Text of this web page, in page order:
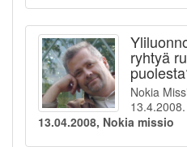
ryhtyä
Nokia
13.4.2008.
13.04.2008, Nokia missio